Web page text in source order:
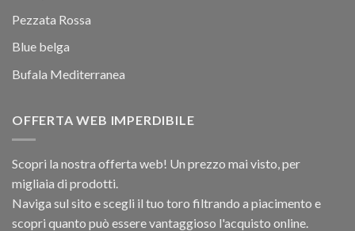
Pezzata Rossa
Blue belga
Bufala Mediterranea
OFFERTA WEB IMPERDIBILE
Scopri la nostra offerta web! Un prezzo mai visto, per
migliaia di prodotti.
Naviga sul sito e scegli il tuo toro filtrando a piacimento e
scopri quanto può essere vantaggioso l'acquisto online.